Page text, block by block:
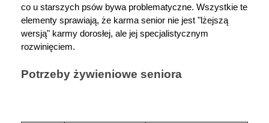
co u starszych psów bywa problematyczne. Wszystkie te
elementy sprawiają, że karma senior nie jest "lżejszą
wersją" karmy dorosłej, ale jej specjalistycznym
rozwinięciem.
Potrzeby żywieniowe seniora